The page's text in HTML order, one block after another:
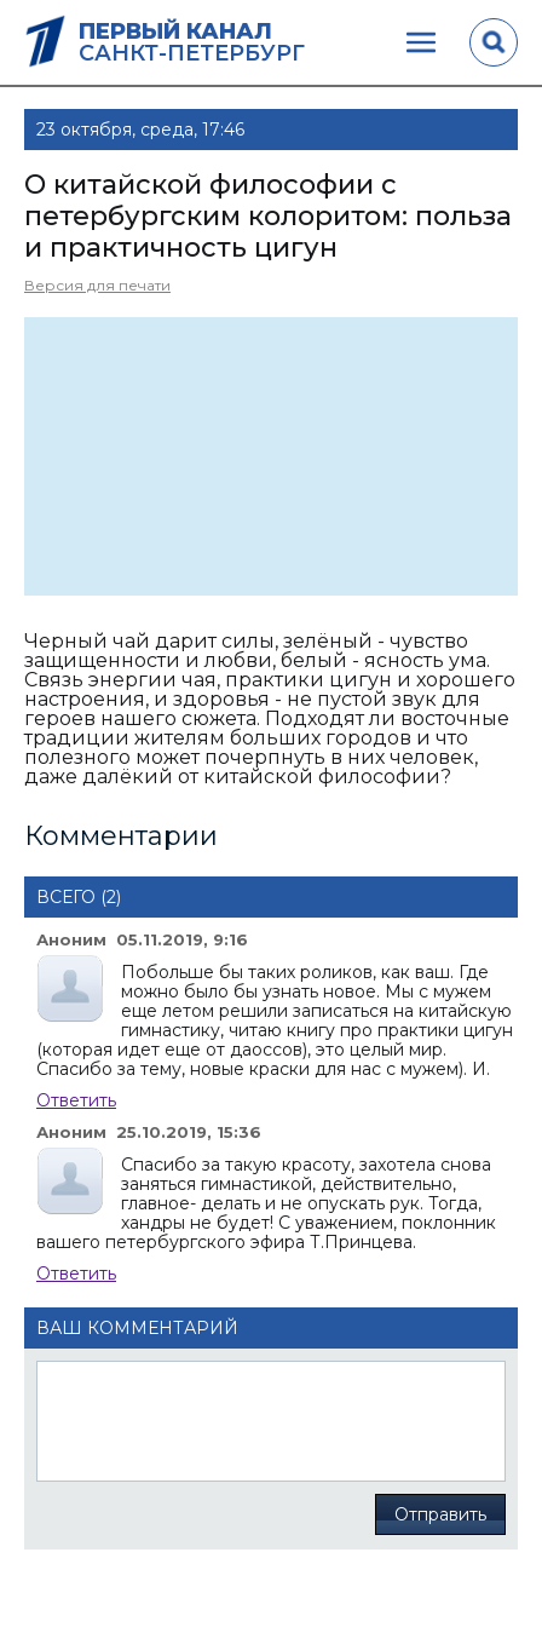
ПЕРВЫЙ КАНАЛ
САНКТ-ПЕТЕРБУРГ
23 октября, среда, 17:46
О китайской философии с
петербургским колоритом: польза
и практичность цигун
Версия для печати
Черный чай дарит силы, зелёный - чувство
защищенности и любви, белый - ясность ума.
Связь энергии чая, практики цигун и хорошего
настроения, и здоровья - не пустой звук для
героев нашего сюжета. Подходят ли восточные
традиции жителям больших городов и что
полезного может почерпнуть в них человек,
даже далёкий от китайской философии?
Комментарии
ВСЕГО (2)
Аноним 05.11.2019, 9:16
Побольше бы таких роликов, как ваш. Где
можно было бы узнать новое. Мы с мужем
еще летом решили записаться на китайскую
гимнастику, читаю книгу про практики цигун
(которая идет еще от даоссов), это целый мир.
Спасибо за тему, новые краски для нас с мужем). И.
Ответить
Аноним 25.10.2019, 15:36
Спасибо за такую красоту, захотела снова
заняться гимнастикой, действительно,
главное- делать и не опускать рук. Тогда,
хандры не будет! С уважением, поклонник
вашего петербургского эфира Т.Принцева.
Ответить
ВАШ КОММЕНТАРИЙ
Отправить